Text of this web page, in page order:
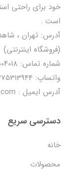
خود برای راحتی
است .
(فروشگاه اینترنتی)
شماره تماس: 09378004018
واتساپ: 09375313944 و 09378004018
آدرس ایمیل : info@miladbak.com
دسترسی سریع
خانه
محصولات